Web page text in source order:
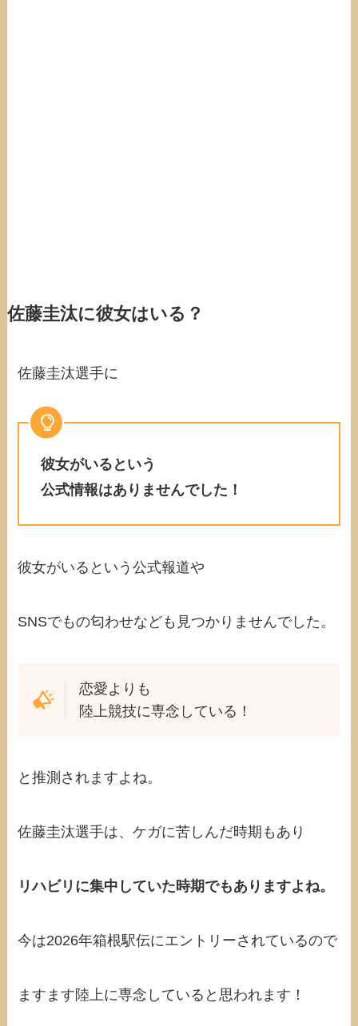
佐藤圭汰に彼女はいる？
佐藤圭汰選手に
彼女がいるという
公式情報はありませんでした！
彼女がいるという公式報道や
SNSでもの匂わせなども見つかりませんでした。
恋愛よりも
陸上競技に専念している！
と推測されますよね。
佐藤圭汰選手は、ケガに苦しんだ時期もあり
リハビリに集中していた時期でもありますよね。
今は2026年箱根駅伝にエントリーされているので
ますます陸上に専念していると思われます！